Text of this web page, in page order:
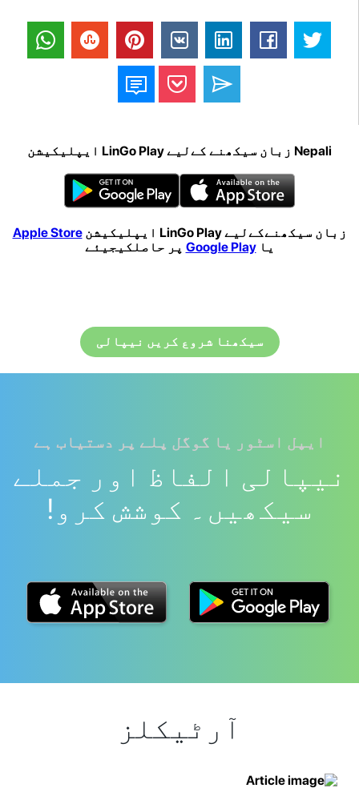
Nepali زبان سیکھنے کےلیے LinGo Play ایپلیکیشن
زبان سیکھنےکےلیے LinGo Play ایپلیکیشن
Apple Store
یاGoogle Play پر حاصلکیجیئے
سیکھنا شروع کریں نیپالی
ایپل اسٹور یا گوگل پلے پر دستیاب ہے
نیپالی الفاظ اور جملے
سیکھیں۔ کوشش کرو!
آرٹیکلز